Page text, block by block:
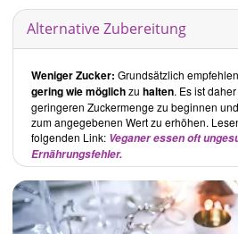
Resteverwertung
Hinterher
Essbare Geschenke
Rezepte
Weihnachtsmorgen:
Eine kleine Auswahl an hauptsächlich
Benedictund derDurchwachsene
Etwa die Hälfte der aufgeführten Rezepte
Fleisch- oder Fischgerichten und enthalten
verarbeitete Produkte, wie Brot oder
Alternative Zubereitung
Weniger Zucker: Grundsätzlich
gering wie möglichzu halten. Es ist
geringeren Zuckermenge zu beginnen
zum angegebenen Wert zu erhöhen.
folgenden Link: Veganer essen oft
Ernährungsfehler.